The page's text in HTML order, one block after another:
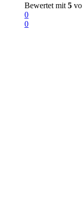
Bewertet mit 5
0
0